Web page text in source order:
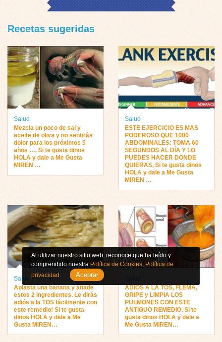
Recetas sugeridas
Salud
Mezcla un poco de sal y
aceite de oliva y no sentirás
dolor para los próximos 5
años …. Si te gusta dinos
HOLA y dale a Me Gusta
MIREN …
Salud
ESTE EJERCICIO ES MAS
PODEROSO QUE 1000
ABDOMINALES: TOMA 60
SEGUNDOS AL DÍA Y LO
PUEDES HACER DONDE
QUIERAS, Si te gusta dinos
HOLA y dale a Me Gusta
MIREN …
Salud
Aplasta una banana y añade
estos 2 ingredientes. Le dirás
adiós a la TOS fácilmente con
este remedio! Si te gusta
dinos HOLA y dale a Me
Gusta MIREN…
ADIOS A LA TOS, FLEMA,
GRIPE y LIMPIA LOS
PULMONES CON ESTE
ANTIGUO REMEDIO, Si te
gusta dinos HOLA y dale a
Me Gusta MIREN…
Al utilizar nuestro sitio web, reconoce que ha leído y
comprendido nuestra Política de Cookies, Política de
privacidad . Aceptar